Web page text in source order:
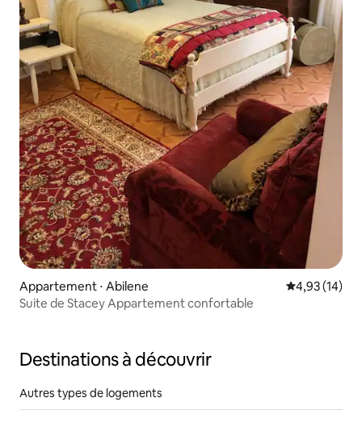
Appartement ⋅ Abilene Évaluation
4,93 (14)
Suite de Stacey Appartement confortable
Destinations à découvrir
Autres types de logements